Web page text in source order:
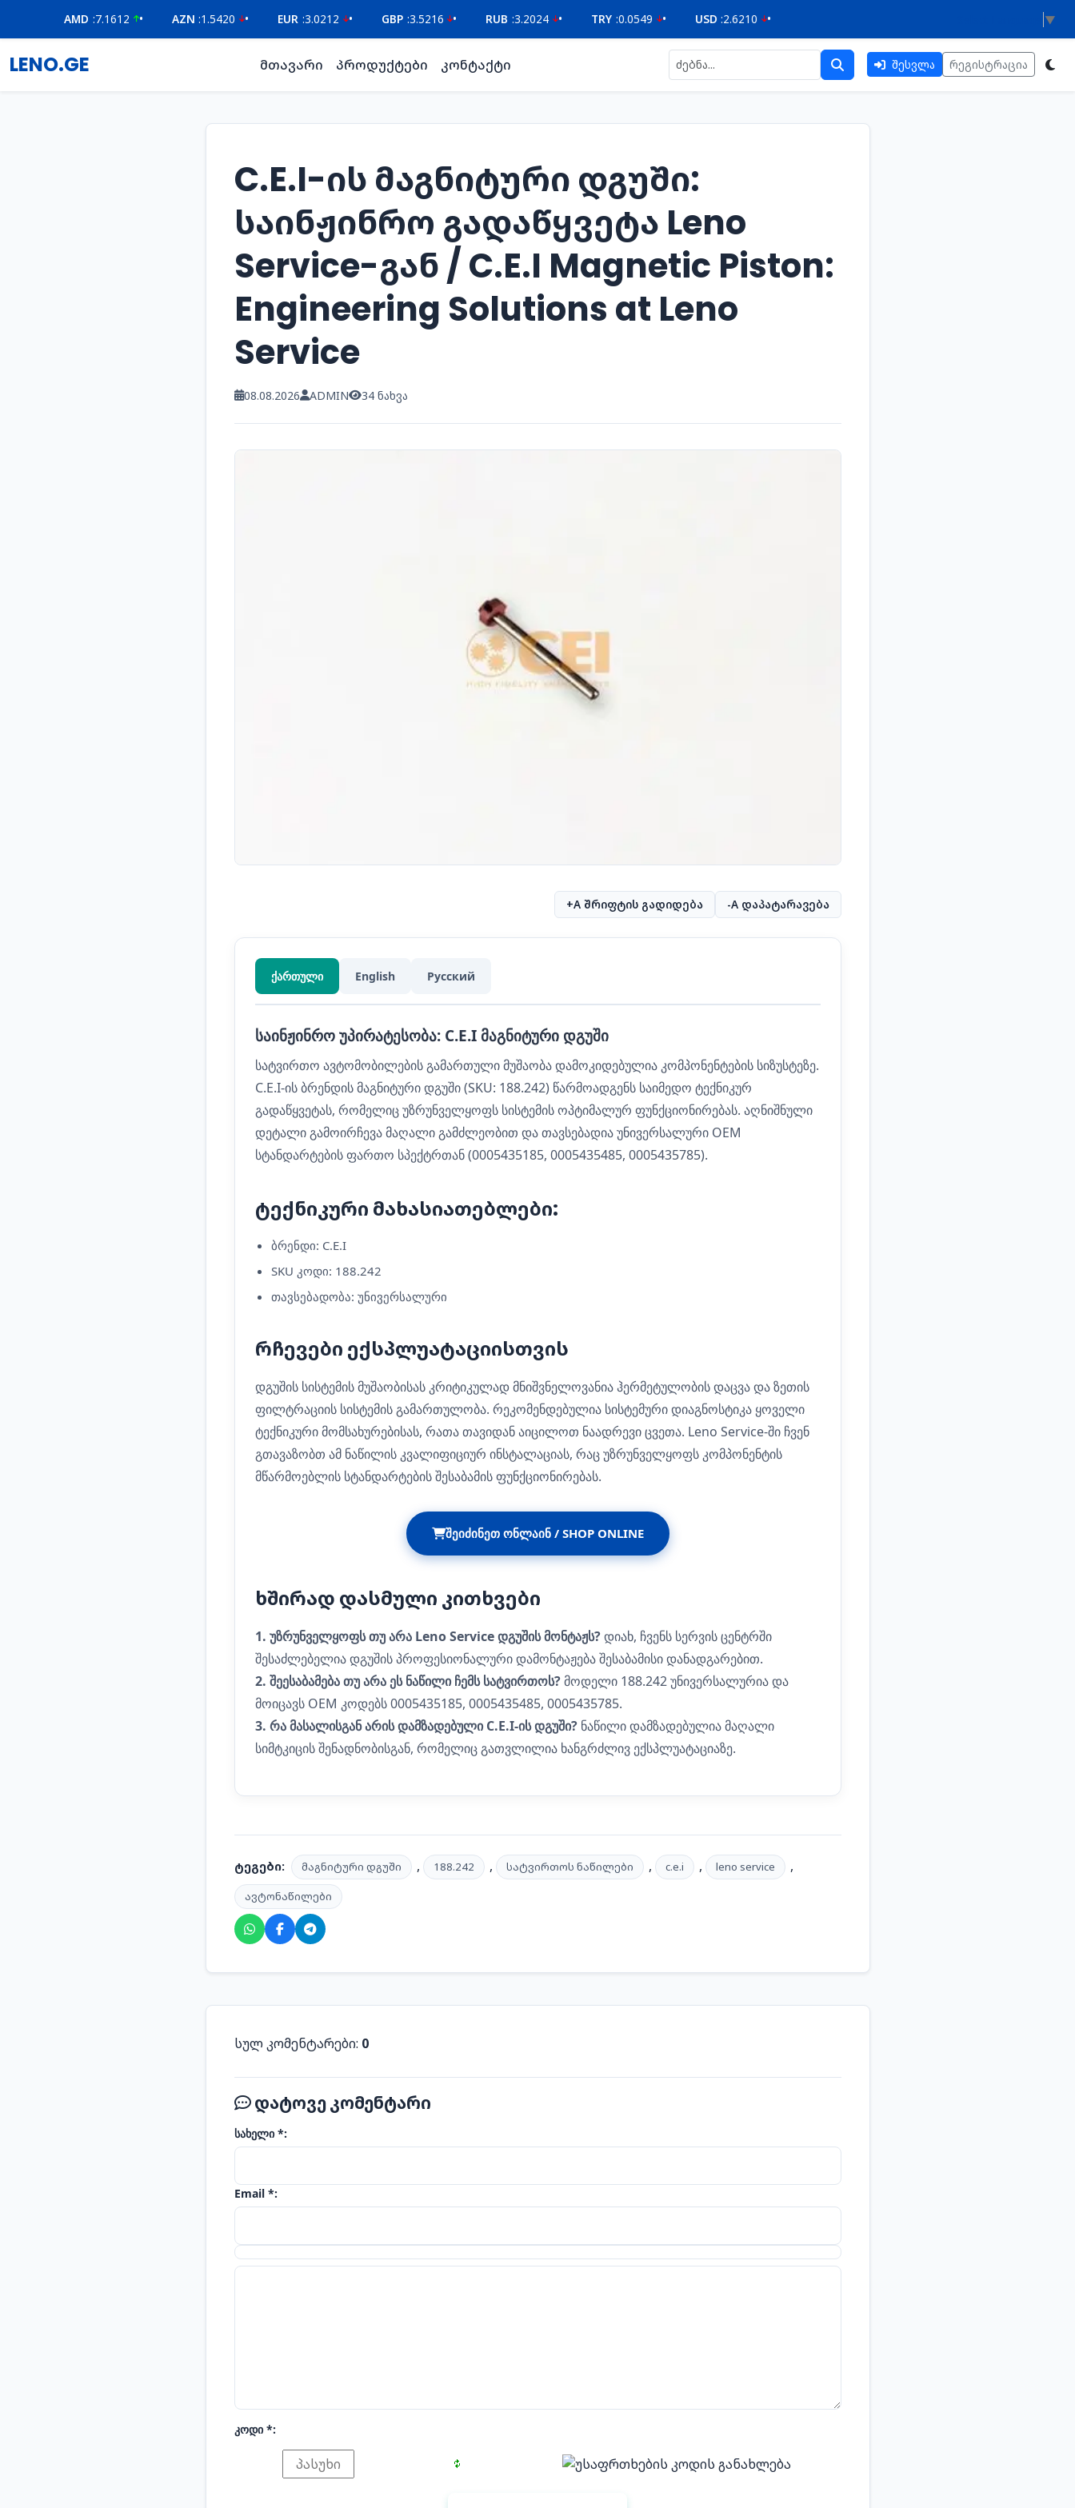
7.1612 • AZN 1.5420 • EUR 3.0212 • GBP 3.5216 • RUB 3.2024 • TRY 0.0549 • USD 2.6210 • ▼
LENO.GE მთავარი პროდუქტები კონტაქტი შესვლა რეგისტრაცია
C.E.I-ის მაგნიტური დგუში:
საინჟინრო გადაწყვეტა Leno
Service-გან / C.E.I Magnetic Piston:
Engineering Solutions at Leno
Service
08.08.2026 ADMIN 34 ნახვა
+A შრიფტის გადიდება -A დაპატარავება
ქართული English Русский
საინჟინრო უპირატესობა: C.E.I მაგნიტური დგუში
სატვირთო ავტომობილების გამართული მუშაობა დამოკიდებულია კომპონენტების სიზუსტეზე.
C.E.I-ის ბრენდის მაგნიტური დგუში (SKU: 188.242) წარმოადგენს საიმედო ტექნიკურ
გადაწყვეტას, რომელიც უზრუნველყოფს სისტემის ოპტიმალურ ფუნქციონირებას. აღნიშნული
დეტალი გამოირჩევა მაღალი გამძლეობით და თავსებადია უნივერსალური OEM
სტანდარტების ფართო სპექტრთან (0005435185, 0005435485, 0005435785).
ტექნიკური მახასიათებლები:
ბრენდი: C.E.I
SKU კოდი: 188.242
თავსებადობა: უნივერსალური
რჩევები ექსპლუატაციისთვის
დგუშის სისტემის მუშაობისას კრიტიკულად მნიშვნელოვანია ჰერმეტულობის დაცვა და ზეთის
ფილტრაციის სისტემის გამართულობა. რეკომენდებულია სისტემური დიაგნოსტიკა ყოველი
ტექნიკური მომსახურებისას, რათა თავიდან აიცილოთ ნაადრევი ცვეთა. Leno Service-ში ჩვენ
გთავაზობთ ამ ნაწილის კვალიფიციურ ინსტალაციას, რაც უზრუნველყოფს კომპონენტის
მწარმოებლის სტანდარტების შესაბამის ფუნქციონირებას.
ᲨᲔᲘᲫᲘᲜᲔᲗ ᲝᲜᲚᲐᲘᲜ / SHOP ONLINE
ხშირად დასმული კითხვები
1. უზრუნველყოფს თუ არა Leno Service დგუშის მონტაჟს?დიახ, ჩვენს სერვის ცენტრში
შესაძლებელია დგუშის პროფესიონალური დამონტაჟება შესაბამისი დანადგარებით.
2. შეესაბამება თუ არა ეს ნაწილი ჩემს სატვირთოს?მოდელი 188.242 უნივერსალურია და
მოიცავს OEM კოდებს 0005435185, 0005435485, 0005435785.
3. რა მასალისგან არის დამზადებული C.E.I-ის დგუში?ნაწილი დამზადებულია მაღალი
სიმტკიცის შენადნობისგან, რომელიც გათვლილია ხანგრძლივ ექსპლუატაციაზე.
ტეგები: მაგნიტური დგუში , 188.242 , სატვირთოს ნაწილები , c.e.i , leno service ,
ავტონაწილები
სულ კომენტარები: 0
დატოვე კომენტარი
სახელი *:
Email *:
კოდი *: